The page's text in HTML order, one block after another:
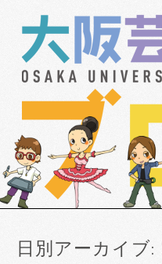
日別アーカイブ: